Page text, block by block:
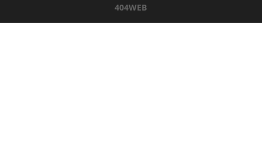
404WEB